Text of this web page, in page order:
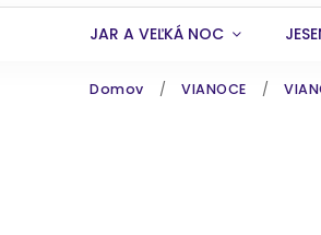
JAR A VEĽKÁ NOC
Domov / VIANOCE /